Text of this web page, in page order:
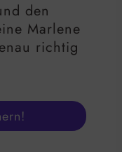
den
Marlene
richtig